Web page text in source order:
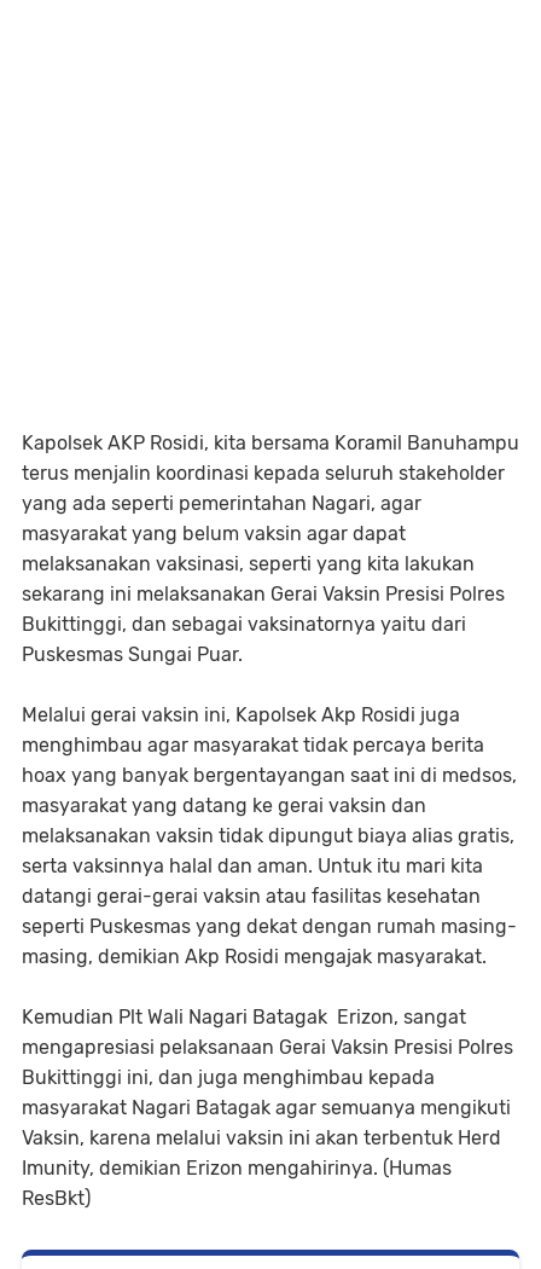
Kapolsek AKP Rosidi, kita bersama Koramil Banuhampu
terus menjalin koordinasi kepada seluruh stakeholder
yang ada seperti pemerintahan Nagari, agar
masyarakat yang belum vaksin agar dapat
melaksanakan vaksinasi, seperti yang kita lakukan
sekarang ini melaksanakan Gerai Vaksin Presisi Polres
Bukittinggi, dan sebagai vaksinatornya yaitu dari
Puskesmas Sungai Puar.
Melalui gerai vaksin ini, Kapolsek Akp Rosidi juga
menghimbau agar masyarakat tidak percaya berita
hoax yang banyak bergentayangan saat ini di medsos,
masyarakat yang datang ke gerai vaksin dan
melaksanakan vaksin tidak dipungut biaya alias gratis,
serta vaksinnya halal dan aman. Untuk itu mari kita
datangi gerai-gerai vaksin atau fasilitas kesehatan
seperti Puskesmas yang dekat dengan rumah masing-
masing, demikian Akp Rosidi mengajak masyarakat.
Kemudian Plt Wali Nagari Batagak Erizon, sangat
mengapresiasi pelaksanaan Gerai Vaksin Presisi Polres
Bukittinggi ini, dan juga menghimbau kepada
masyarakat Nagari Batagak agar semuanya mengikuti
Vaksin, karena melalui vaksin ini akan terbentuk Herd
Imunity, demikian Erizon mengahirinya. (Humas
ResBkt)